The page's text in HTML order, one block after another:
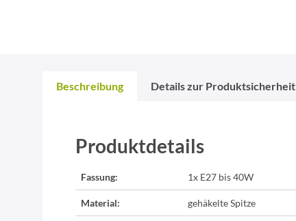
Beschreibung Details zur Produktsicherheit
Produktdetails
Fassung: 1x E27 bis 40W
Material: gehäkelte Spitze